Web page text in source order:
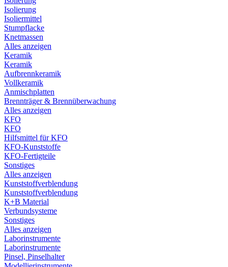
Isolierung
Isoliermittel
Stumpflacke
Knetmassen
Alles anzeigen
Keramik
Keramik
Aufbrennkeramik
Vollkeramik
Anmischplatten
Brennträger & Brennüberwachung
Alles anzeigen
KFO
KFO
Hilfsmittel für KFO
KFO-Kunststoffe
KFO-Fertigteile
Sonstiges
Alles anzeigen
Kunststoffverblendung
Kunststoffverblendung
K+B Material
Verbundsysteme
Sonstiges
Alles anzeigen
Laborinstrumente
Laborinstrumente
Pinsel, Pinselhalter